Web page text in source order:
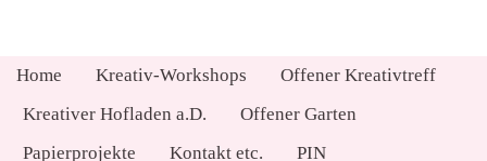
Home Kreativ-Workshops
Offener Kreativtreff
Kreativer Hofladen a.D.
Offener Garten
Papierprojekte
Kontakt etc. PIN